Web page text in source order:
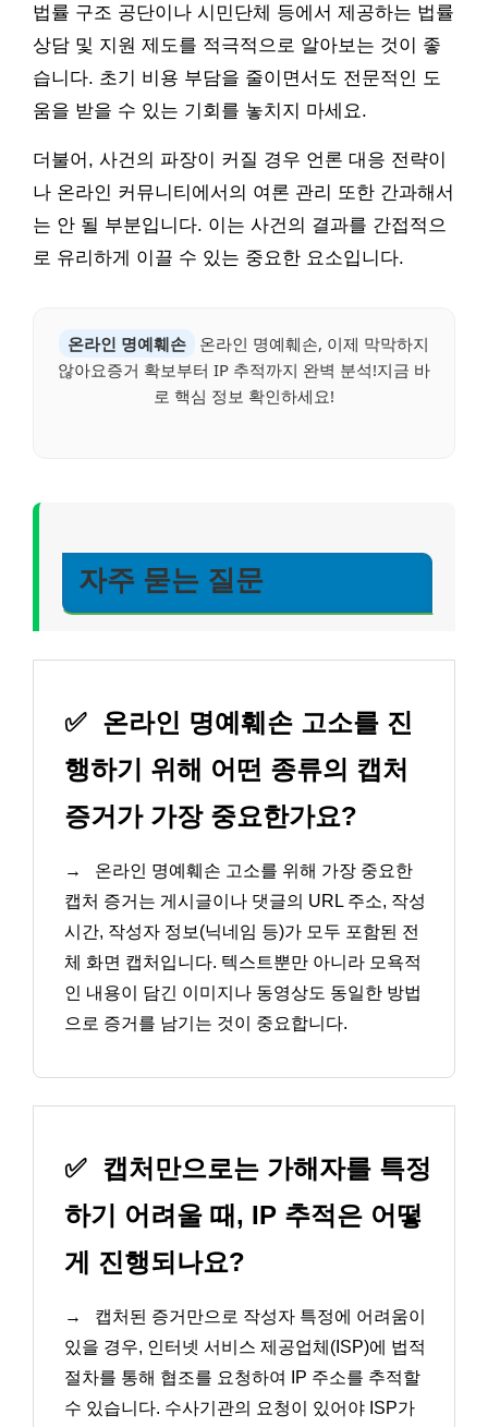
법률 구조 공단이나 시민단체 등에서 제공하는 법률
상담 및 지원 제도를 적극적으로 알아보는 것이 좋
습니다. 초기 비용 부담을 줄이면서도 전문적인 도
움을 받을 수 있는 기회를 놓치지 마세요.
더불어, 사건의 파장이 커질 경우 언론 대응 전략이
나 온라인 커뮤니티에서의 여론 관리 또한 간과해서
는 안 될 부분입니다. 이는 사건의 결과를 간접적으
로 유리하게 이끌 수 있는 중요한 요소입니다.
온라인 명예훼손
온라인 명예훼손, 이제 막막하지
않아요증거 확보부터 IP 추적까지 완벽 분석!지금 바
로 핵심 정보 확인하세요!
자주 묻는 질문
✅ 온라인 명예훼손 고소를 진
행하기 위해 어떤 종류의 캡처
증거가 가장 중요한가요?
→
온라인 명예훼손 고소를 위해 가장 중요한
캡처 증거는 게시글이나 댓글의 URL 주소, 작성
시간, 작성자 정보(닉네임 등)가 모두 포함된 전
체 화면 캡처입니다. 텍스트뿐만 아니라 모욕적
인 내용이 담긴 이미지나 동영상도 동일한 방법
으로 증거를 남기는 것이 중요합니다.
✅ 캡처만으로는 가해자를 특정
하기 어려울 때, IP 추적은 어떻
게 진행되나요?
→
캡처된 증거만으로 작성자 특정에 어려움이
있을 경우, 인터넷 서비스 제공업체(ISP)에 법적
절차를 통해 협조를 요청하여 IP 주소를 추적할
수 있습니다. 수사기관의 요청이 있어야 ISP가